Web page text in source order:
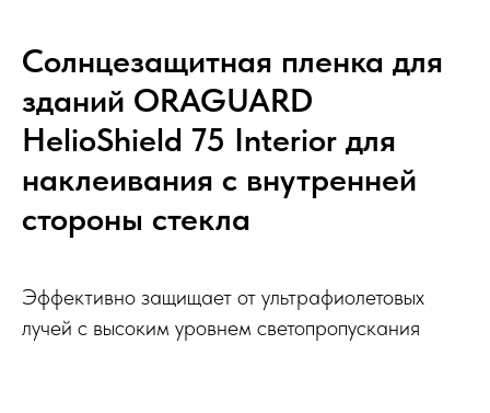
Солнцезащитная пленка для
зданий ORAGUARD
HelioShield 75 Interior для
наклеивания с внутренней
стороны стекла
Эффективно защищает от ультрафиолетовых
лучей с высоким уровнем светопропускания